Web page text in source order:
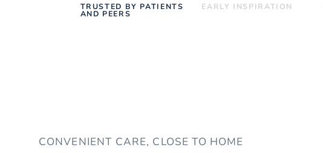
TRUSTED BY PATIENTS
AND PEERS
EARLY INSPIRATION
CONVENIENT CARE, CLOSE TO HOME